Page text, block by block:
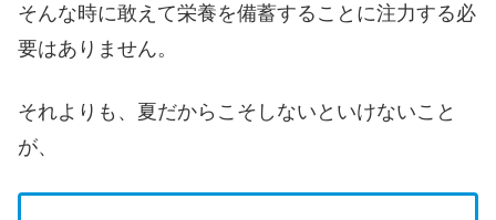
そんな時に敢えて栄養を備蓄することに注力する必
要はありません。
それよりも、夏だからこそしないといけないこと
が、